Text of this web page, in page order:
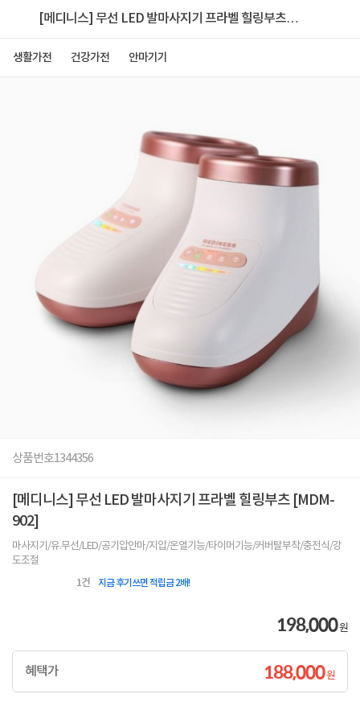
[메디니스] 무선 LED 발마사지기 프라벨 힐링부츠
생활가전 건강가전 안마기기
상품번호1344356
[메디니스] 무선 LED 발마사지기 프라벨 힐링부츠 [MDM-
902]
마사지기/유.무선/LED/공기압안마/지압/온열기능/타이머기능/커버탈부착/충전식/강
도조절
1건 지금 후기쓰면 적립금 2배!
198,000원
혜택가 188,000원